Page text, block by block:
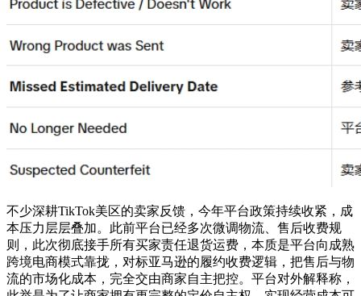
不少深耕TikTok美区的卖家反馈，今年平台政策持续收紧，成
本压力层层叠加。此前平台已经多次微调物流、售后收费规
则，此次彻底接手所有买家责任退货运费，本质是平台向成熟
跨境电商模式靠拢，对标亚马逊的履约收费逻辑，把售后与物
流的市场化成本，完全交由商家自主把控。平台对外解释称，